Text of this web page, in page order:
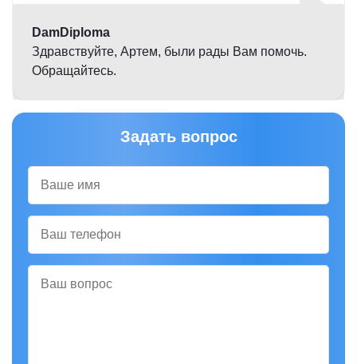
DamDiploma
Здравствуйте, Артем, были рады Вам помочь.
Обращайтесь.
Задать вопрос